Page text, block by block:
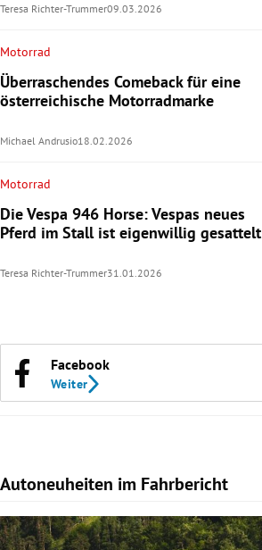
Teresa Richter-Trummer09.03.2026
Motorrad
Überraschendes Comeback für eine
österreichische Motorradmarke
Michael Andrusio18.02.2026
Motorrad
Die Vespa 946 Horse: Vespas neues
Pferd im Stall ist eigenwillig gesattelt
Teresa Richter-Trummer31.01.2026
Facebook
Weiter
Autoneuheiten im Fahrbericht
Slide 1 von 7